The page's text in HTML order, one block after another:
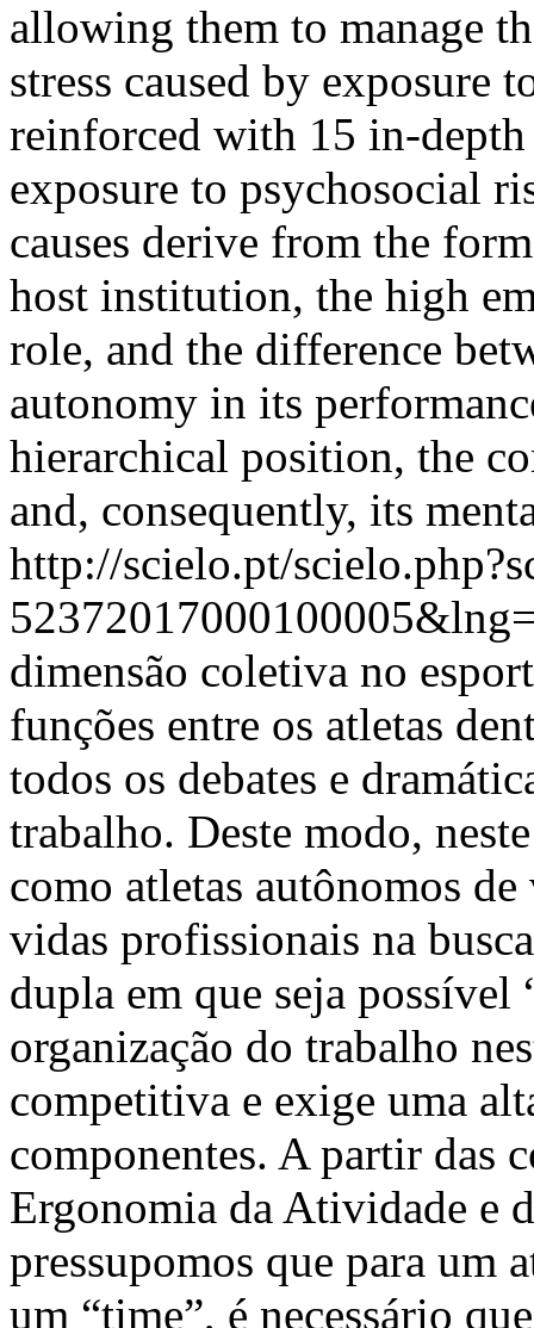
allowing them to manage
stress caused by exposure
reinforced with 15 in-
exposure to psychosocial
causes derive from the
host institution, the high
role, and the difference
autonomy in its
hierarchical position, the
and, consequently, its
http://scielo.pt/
dimensão coletiva no
funções entre os atletas
todos os debates e
trabalho. Deste modo,
como atletas autônomos
vidas profissionais na
dupla em que seja
organização do trabalho
competitiva e exige uma
componentes. A partir das
Ergonomia da Atividade e
pressupomos que para um
um “time”, é necessário